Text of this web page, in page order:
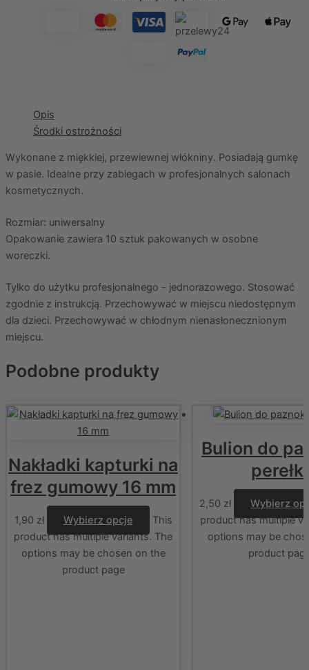
Opis
Środki ostrożności
Wykonane z miękkiej, przewiewnej włókniny. Posiadają gumkę
w pasie. Idealne przy zabiegach w profesjonalnych salonach
kosmetycznych.
Rozmiar: uniwersalny
Opakowanie zawiera 10 sztuk pakowanych w osobne
woreczki.
Tylko do użytku profesjonalnego - jednorazowego. Stosować
zgodnie z instrukcją. Przechowywać w miejscu niedostępnym
dla dzieci. Przechowywać w chłodnym nienasłonecznionym
miejscu.
Podobne produkty
Nakładki kapturki na
frez gumowy 16 mm
1,90 zł Wybierz opcje
This
product has multiple variants. The
options may be chosen on the
product page
Bulion do
perełki
2,50 zł
Wybierz
product has multiple
options may be
product